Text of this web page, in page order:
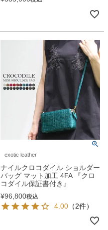
exotic leather
ナイルクロコダイル ショルダー
バッグ マット加工 4FA 『クロ
コダイル保証書付き』
¥96,800税込
4.00 （2件）